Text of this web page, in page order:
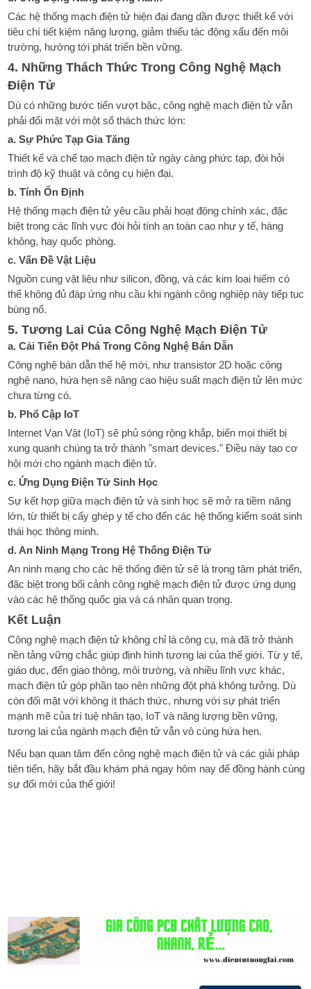
Các hệ thống mạch điện tử hiện đại đang dần được thiết kế với
tiêu chí tiết kiệm năng lượng, giảm thiểu tác động xấu đến môi
trường, hướng tới phát triển bền vững.
4. Những Thách Thức Trong Công Nghệ Mạch
Điện Tử
Dù có những bước tiến vượt bậc, công nghệ mạch điện tử vẫn
phải đối mặt với một số thách thức lớn:
a. Sự Phức Tạp Gia Tăng
Thiết kế và chế tạo mạch điện tử ngày càng phức tạp, đòi hỏi
trình độ kỹ thuật và công cụ hiện đại.
b. Tính Ổn Định
Hệ thống mạch điện tử yêu cầu phải hoạt động chính xác, đặc
biệt trong các lĩnh vực đòi hỏi tính an toàn cao như y tế, hàng
không, hay quốc phòng.
c. Vấn Đề Vật Liệu
Nguồn cung vật liệu như silicon, đồng, và các kim loại hiếm có
thể không đủ đáp ứng nhu cầu khi ngành công nghiệp này tiếp tục
bùng nổ.
5. Tương Lai Của Công Nghệ Mạch Điện Tử
a. Cải Tiến Đột Phá Trong Công Nghệ Bán Dẫn
Công nghệ bán dẫn thế hệ mới, như transistor 2D hoặc công
nghệ nano, hứa hẹn sẽ nâng cao hiệu suất mạch điện tử lên mức
chưa từng có.
b. Phổ Cập IoT
Internet Vạn Vật (IoT) sẽ phủ sóng rộng khắp, biến mọi thiết bị
xung quanh chúng ta trở thành "smart devices." Điều này tạo cơ
hội mới cho ngành mạch điện tử.
c. Ứng Dụng Điện Tử Sinh Học
Sự kết hợp giữa mạch điện tử và sinh học sẽ mở ra tiềm năng
lớn, từ thiết bị cấy ghép y tế cho đến các hệ thống kiểm soát sinh
thái học thông minh.
d. An Ninh Mạng Trong Hệ Thống Điện Tử
An ninh mạng cho các hệ thống điện tử sẽ là trọng tâm phát triển,
đặc biệt trong bối cảnh công nghệ mạch điện tử được ứng dụng
vào các hệ thống quốc gia và cá nhân quan trọng.
Kết Luận
Công nghệ mạch điện tử không chỉ là công cụ, mà đã trở thành
nền tảng vững chắc giúp định hình tương lai của thế giới. Từ y tế,
giáo dục, đến giao thông, môi trường, và nhiều lĩnh vực khác,
mạch điện tử góp phần tạo nên những đột phá không tưởng. Dù
còn đối mặt với không ít thách thức, nhưng với sự phát triển
mạnh mẽ của trí tuệ nhân tạo, IoT và năng lượng bền vững,
tương lai của ngành mạch điện tử vẫn vô cùng hứa hẹn.
Nếu bạn quan tâm đến công nghệ mạch điện tử và các giải pháp
tiên tiến, hãy bắt đầu khám phá ngay hôm nay để đồng hành cùng
sự đổi mới của thế giới!